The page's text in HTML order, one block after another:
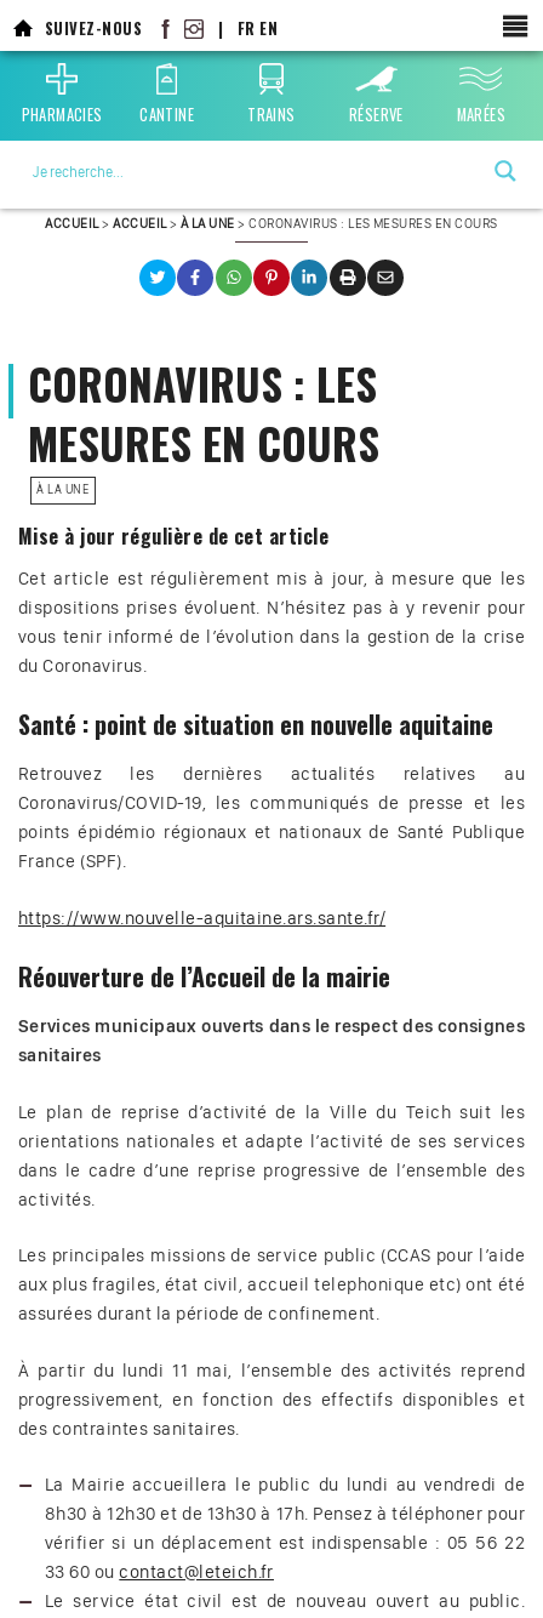
au
contenu
principal
SUIVEZ-NOUS | FR EN
PHARMACIES CANTINE TRAINS RÉSERVE MARÉES
ACCUEIL>ACCUEIL>À LA UNE >CORONAVIRUS : LES MESURES EN COURS
CORONAVIRUS : LES
MESURES EN COURS
À LA UNE
Mise à jour régulière de cet article
Cet article est régulièrement mis à jour, à mesure que les
dispositions prises évoluent. N’hésitez pas à y revenir pour
vous tenir informé de l’évolution dans la gestion de la crise
du Coronavirus.
Santé : point de situation en nouvelle aquitaine
Retrouvez les dernières actualités relatives au
Coronavirus/COVID-19, les communiqués de presse et les
points épidémio régionaux et nationaux de Santé Publique
France (SPF).
https://www.nouvelle-aquitaine.ars.sante.fr/
Réouverture de l’Accueil de la mairie
Services municipaux ouverts dans le respect des consignes
sanitaires
Le plan de reprise d’activité de la Ville du Teich suit les
orientations nationales et adapte l’activité de ses services
dans le cadre d’une reprise progressive de l’ensemble des
activités.
Les principales missions de service public (CCAS pour l’aide
aux plus fragiles, état civil, accueil telephonique etc) ont été
assurées durant la période de confinement.
À partir du lundi 11 mai, l’ensemble des activités reprend
progressivement, en fonction des effectifs disponibles et
des contraintes sanitaires.
La Mairie accueillera le public du lundi au vendredi de
8h30 à 12h30 et de 13h30 à 17h. Pensez à téléphoner pour
vérifier si un déplacement est indispensable : 05 56 22
33 60 oucontact@leteich.fr
Le service état civil est de nouveau ouvert au public.